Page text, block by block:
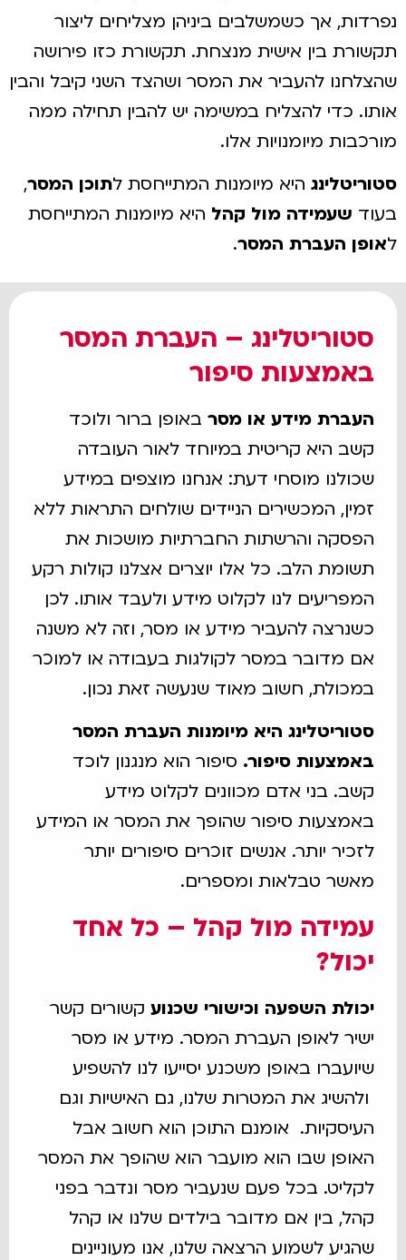
נפרדות, אך כשמשלבים ביניהן מצליחים ליצור
תקשורת בין אישית מנצחת. תקשורת כזו פירושה
שהצלחנו להעביר את המסר ושהצד השני קיבל והבין
אותו. כדי להצליח במשימה יש להבין תחילה ממה
מורכבות מיומנויות אלו.
סטוריטלינג היא מיומנות המתייחסת לתוכן המסר,
בעוד שעמידה מול קהל היא מיומנות המתייחסת
לאופן העברת המסר.
סטוריטלינג – העברת המסר
באמצעות סיפור
העברת מידע או מסר באופן ברור ולוכד
קשב היא קריטית במיוחד לאור העובדה
שכולנו מוסחי דעת: אנחנו מוצפים במידע
זמין, המכשירים הניידים שולחים התראות ללא
הפסקה והרשתות החברתיות מושכות את
תשומת הלב. כל אלו יוצרים אצלנו קולות רקע
המפריעים לנו לקלוט מידע ולעבד אותו. לכן
כשנרצה להעביר מידע או מסר, וזה לא משנה
אם מדובר במסר לקולגות בעבודה או למוכר
במכולת, חשוב מאוד שנעשה זאת נכון.
סטוריטלינג היא מיומנות העברת המסר
באמצעות סיפור. סיפור הוא מנגנון לוכד
קשב. בני אדם מכוונים לקלוט מידע
באמצעות סיפור שהופך את המסר או המידע
לזכיר יותר. אנשים זוכרים סיפורים יותר
מאשר טבלאות ומספרים.
עמידה מול קהל – כל אחד
יכול?
יכולת השפעה וכישורי שכנוע קשורים קשר
ישיר לאופן העברת המסר. מידע או מסר
שיועברו באופן משכנע יסייעו לנו להשפיע
ולהשיג את המטרות שלנו, גם האישיות וגם
העיסקיות. אומנם התוכן הוא חשוב אבל
האופן שבו הוא מועבר הוא שהופך את המסר
לקליט. בכל פעם שנעביר מסר ונדבר בפני
קהל, בין אם מדובר בילדים שלנו או קהל
שהגיע לשמוע הרצאה שלנו, אנו מעוניינים